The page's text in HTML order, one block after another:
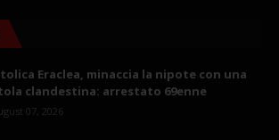
Eraclea, minaccia la nipote con una
clandestina: arrestato 69enne
07, 2026